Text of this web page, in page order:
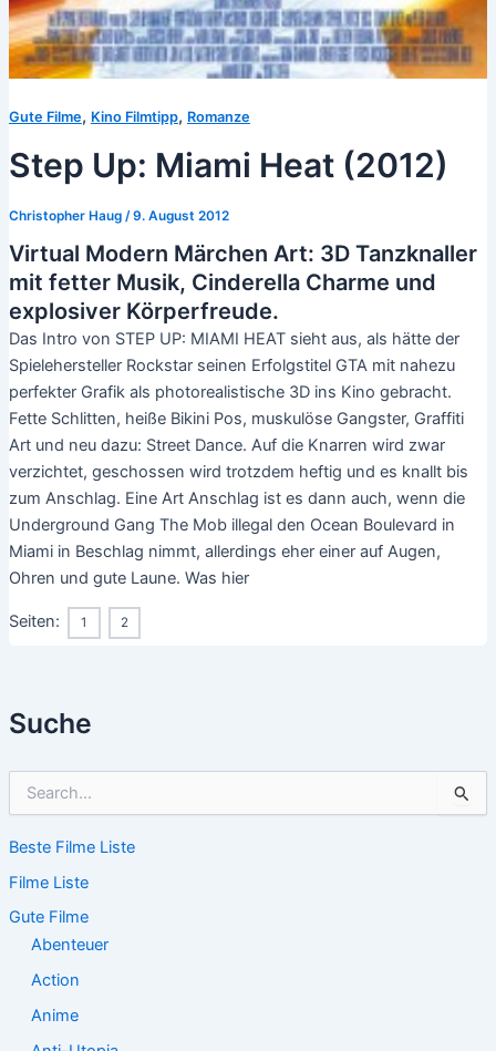
Suche
h
n
n
Beste Filme Liste
Filme Liste
Gute Filme
Abenteuer
Action
Anime
Gute Filme, Kino Filmtipp, Romanze
Step Up: Miami Heat (2012)
Christopher Haug /9. August 2012
Virtual Modern Märchen Art: 3D Tanzknaller
mit fetter Musik, Cinderella Charme und
explosiver Körperfreude.
Das Intro von STEP UP: MIAMI HEAT sieht aus, als hätte der
Spielehersteller Rockstar seinen Erfolgstitel GTA mit nahezu
perfekter Grafik als photorealistische 3D ins Kino gebracht.
Fette Schlitten, heiße Bikini Pos, muskulöse Gangster, Graffiti
Art und neu dazu: Street Dance. Auf die Knarren wird zwar
verzichtet, geschossen wird trotzdem heftig und es knallt bis
zum Anschlag. Eine Art Anschlag ist es dann auch, wenn die
Underground Gang The Mob illegal den Ocean Boulevard in
Miami in Beschlag nimmt, allerdings eher einer auf Augen,
Ohren und gute Laune. Was hier
Seiten: 1 2